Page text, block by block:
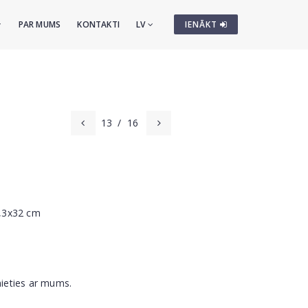
IENĀKT
PAR MUMS KONTAKTI LV
13 / 16
cm
ar mums.